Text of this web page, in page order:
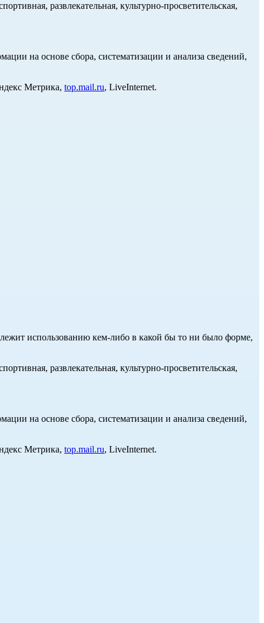
развлекательная, культурно-просветительская,
на основе сбора, систематизации и анализа сведений,
Метрика, top.mail.ru, LiveInternet.
использованию кем-либо в какой бы то ни было форме,
развлекательная, культурно-просветительская,
на основе сбора, систематизации и анализа сведений,
Метрика, top.mail.ru, LiveInternet.